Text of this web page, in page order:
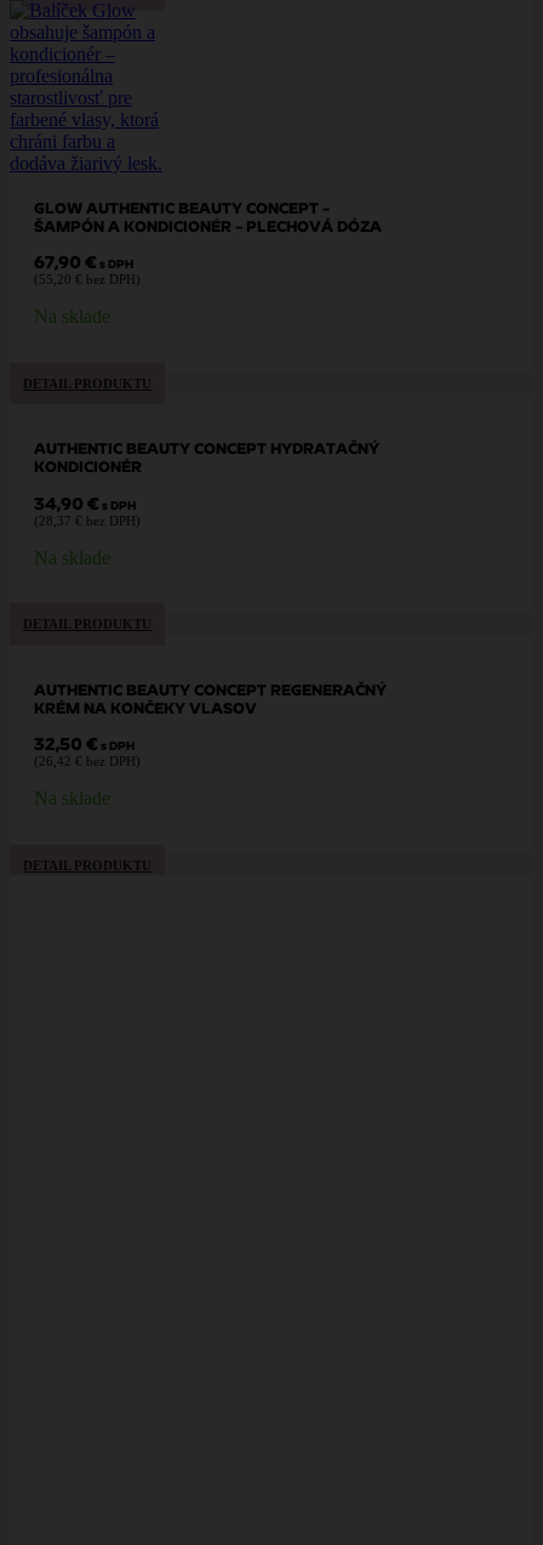
GLOW AUTHENTIC BEAUTY CONCEPT –
ŠAMPÓN A KONDICIONÉR – PLECHOVÁ DÓZA
67,90 € s DPH
( 55,20 € bez DPH)
Na sklade
DETAIL PRODUKTU
AUTHENTIC BEAUTY CONCEPT HYDRATAČNÝ
KONDICIONÉR
34,90 € s DPH
( 28,37 € bez DPH)
Na sklade
DETAIL PRODUKTU
AUTHENTIC BEAUTY CONCEPT REGENERAČNÝ
KRÉM NA KONČEKY VLASOV
32,50 € s DPH
( 26,42 € bez DPH)
Na sklade
DETAIL PRODUKTU